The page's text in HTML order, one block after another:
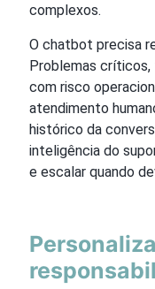
complexos.
O chatbot precisa
Problemas
com risco
atendimento
histórico da
inteligência do
e escalar quando